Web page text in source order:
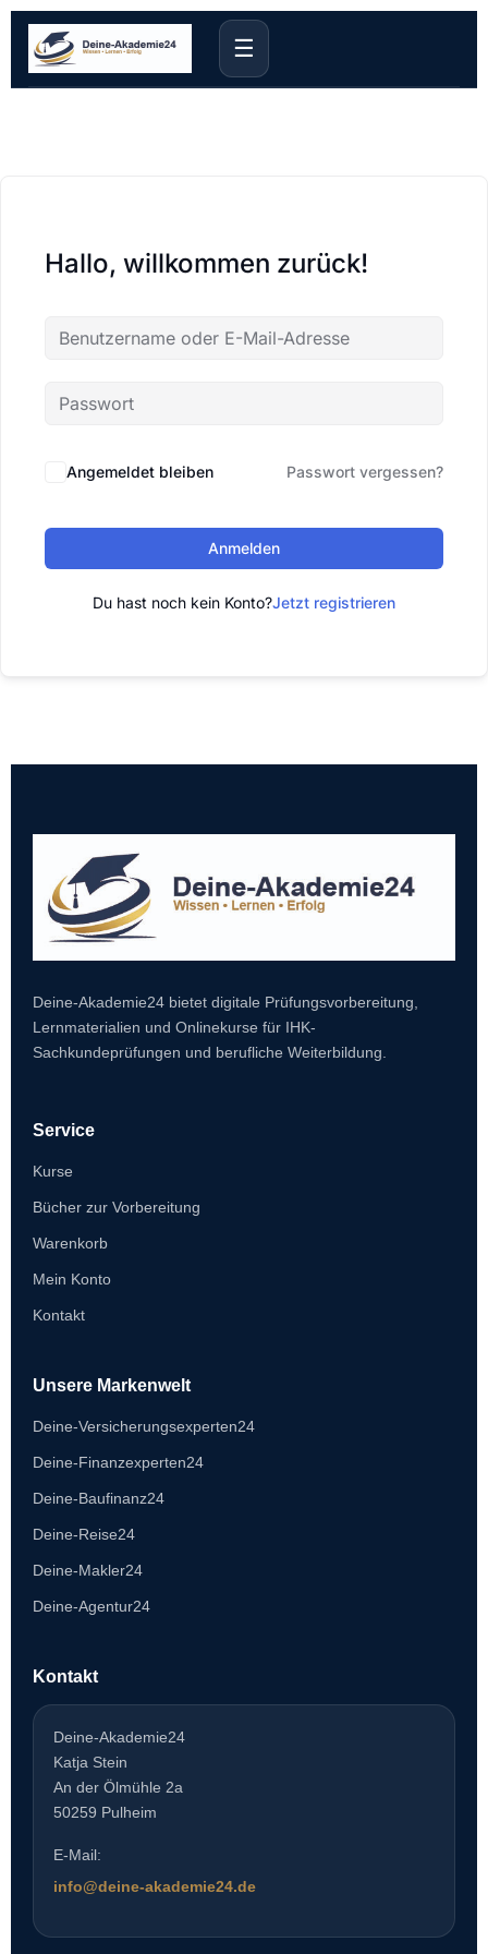
☰
Hallo, willkommen zurück!
Angemeldet bleiben Passwort vergessen?
Anmelden
Du hast noch kein Konto?Jetzt registrieren
Deine-Akademie24 bietet digitale Prüfungsvorbereitung,
Lernmaterialien und Onlinekurse für IHK-
Sachkundeprüfungen und berufliche Weiterbildung.
Service
Kurse
Bücher zur Vorbereitung
Warenkorb
Mein Konto
Kontakt
Unsere Markenwelt
Deine-Versicherungsexperten24
Deine-Finanzexperten24
Deine-Baufinanz24
Deine-Reise24
Deine-Makler24
Deine-Agentur24
Kontakt
Deine-Akademie24
Katja Stein
An der Ölmühle 2a
50259 Pulheim
E-Mail:
info@deine-akademie24.de